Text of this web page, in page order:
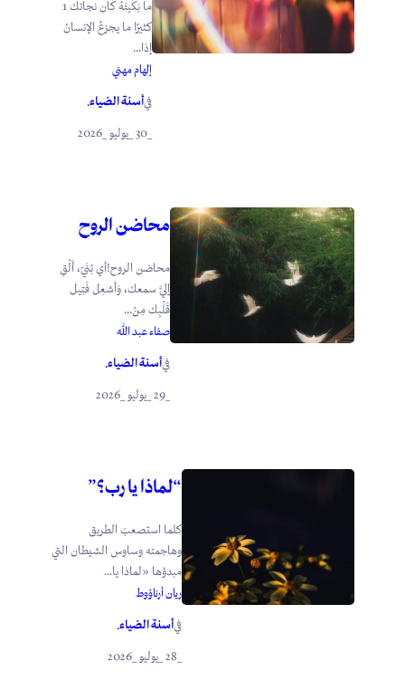
ما بَكَيتَهُ كان نجاتك 1
كثيرًا ما يجزعُ الإنسانُ
إذا...
إلهام مهني
فيأسنة الضياء.
محاضن الروح
محاضن الروح!أي بُنَيّ، أَلْقِ
إليَّ سمعك، وَأَشعِل فَتِيل
قَلْبِك مِنْ...
صفاء عبد الله
فيأسنة الضياء.
“لماذا يا رب؟”
كلما استصعبَ الطريق
وهاجمته وساوس الشيطان التي
مبدؤها «لماذا يا...
ريان أرناؤوط
فيأسنة الضياء.